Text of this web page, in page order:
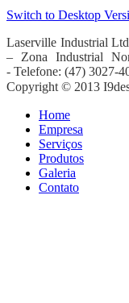
Switch to Desktop
Laserville Industrial
– Zona Industrial
- Telefone: (47) 3027-
Copyright © 2013
Home
Empresa
Serviços
Produtos
Galeria
Contato